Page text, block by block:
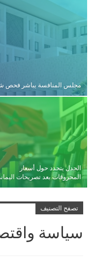
مجلس المنافسة يباشر فحص
الجدل يتجدد حول أسعار
المحروقات بعد تصريحات
تصفح التصنيف
سياسة